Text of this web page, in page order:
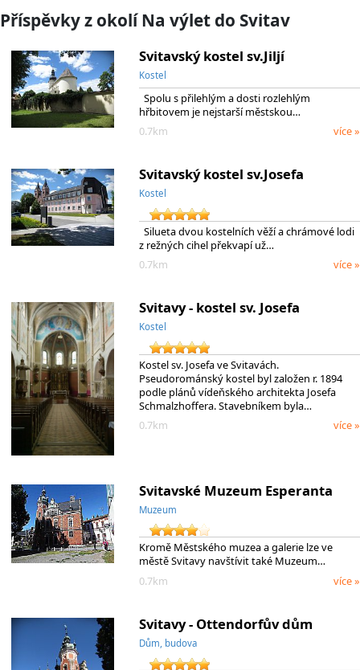
Příspěvky z okolí Na výlet do Svitav
Svitavský kostel sv.Jiljí
Kostel
Spolu s přilehlým a dosti rozlehlým
hřbitovem je nejstarší městskou…
0.7km
více »
Svitavský kostel sv.Josefa
Kostel
Silueta dvou kostelních věží a chrámové lodi
z režných cihel překvapí už…
0.7km
více »
Svitavy - kostel sv. Josefa
Kostel
Kostel sv. Josefa ve Svitavách.
Pseudorománský kostel byl založen r. 1894
podle plánů vídeňského architekta Josefa
Schmalzhoffera. Stavebníkem byla…
0.7km
více »
Svitavské Muzeum Esperanta
Muzeum
Kromě Městského muzea a galerie lze ve
městě Svitavy navštívit také Muzeum…
0.7km
více »
Svitavy - Ottendorfův dům
Dům, budova